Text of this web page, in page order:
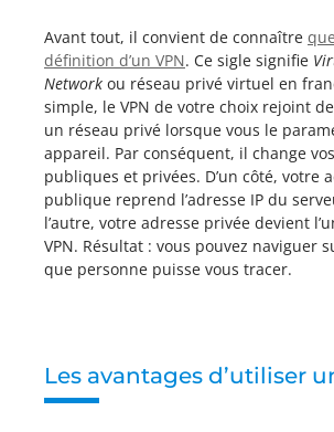
Avant tout, il convient de connaître
définition d’un VPN. Ce sigle signifie
Network ou réseau privé virtuel en
simple, le VPN de votre choix rejoint
un réseau privé lorsque vous le
appareil. Par conséquent, il change
publiques et privées. D’un côté, votre
publique reprend l’adresse IP du
l’autre, votre adresse privée devient
VPN. Résultat : vous pouvez naviguer
que personne puisse vous tracer.
Les avantages d’utiliser